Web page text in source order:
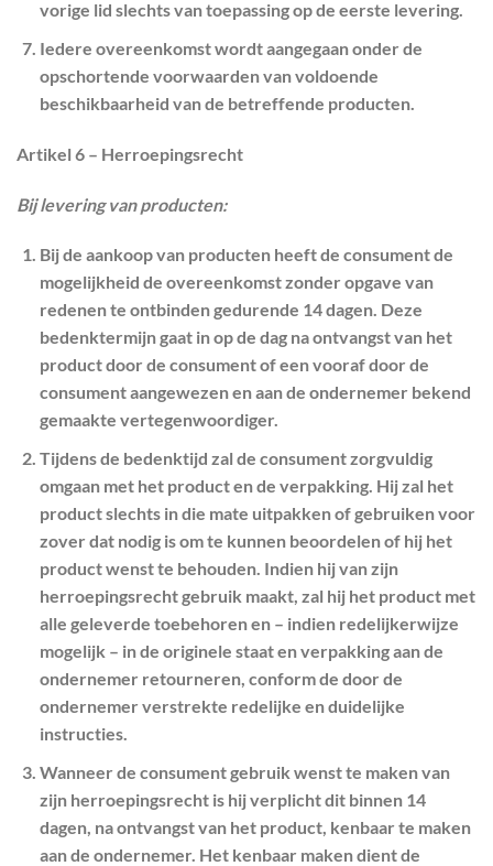
vorige lid slechts van toepassing op de eerste levering.
Iedere overeenkomst wordt aangegaan onder de
opschortende voorwaarden van voldoende
beschikbaarheid van de betreffende producten.
Artikel 6 – Herroepingsrecht
Bij levering van producten:
Bij de aankoop van producten heeft de consument de
mogelijkheid de overeenkomst zonder opgave van
redenen te ontbinden gedurende 14 dagen. Deze
bedenktermijn gaat in op de dag na ontvangst van het
product door de consument of een vooraf door de
consument aangewezen en aan de ondernemer bekend
gemaakte vertegenwoordiger.
Tijdens de bedenktijd zal de consument zorgvuldig
omgaan met het product en de verpakking. Hij zal het
product slechts in die mate uitpakken of gebruiken voor
zover dat nodig is om te kunnen beoordelen of hij het
product wenst te behouden. Indien hij van zijn
herroepingsrecht gebruik maakt, zal hij het product met
alle geleverde toebehoren en – indien redelijkerwijze
mogelijk – in de originele staat en verpakking aan de
ondernemer retourneren, conform de door de
ondernemer verstrekte redelijke en duidelijke
instructies.
Wanneer de consument gebruik wenst te maken van
zijn herroepingsrecht is hij verplicht dit binnen 14
dagen, na ontvangst van het product, kenbaar te maken
aan de ondernemer. Het kenbaar maken dient de